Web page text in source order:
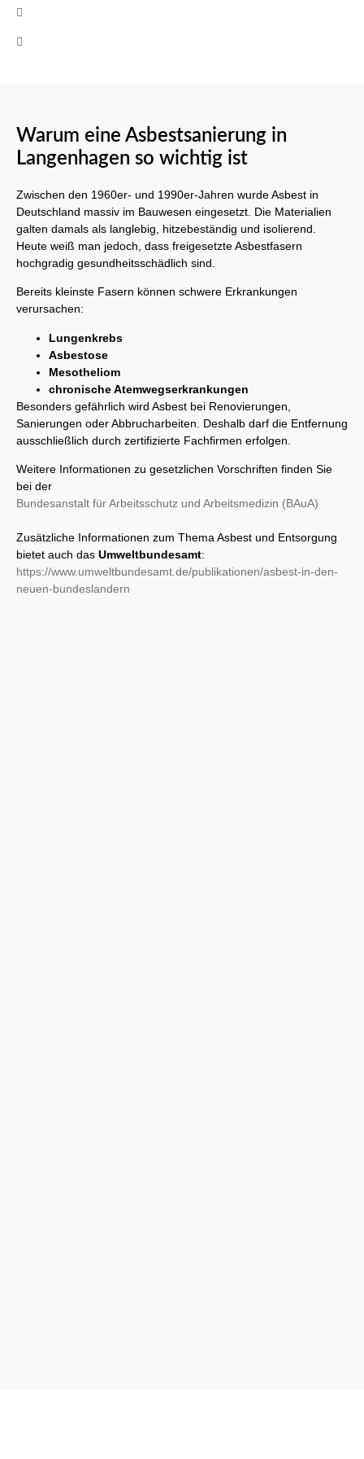
Warum eine Asbestsanierung in
Langenhagen so wichtig ist
Zwischen den 1960er- und 1990er-Jahren wurde Asbest in
Deutschland massiv im Bauwesen eingesetzt. Die Materialien
galten damals als langlebig, hitzebeständig und isolierend.
Heute weiß man jedoch, dass freigesetzte Asbestfasern
hochgradig gesundheitsschädlich sind.
Bereits kleinste Fasern können schwere Erkrankungen
verursachen:
Lungenkrebs
Asbestose
Mesotheliom
chronische Atemwegserkrankungen
Besonders gefährlich wird Asbest bei Renovierungen,
Sanierungen oder Abbrucharbeiten. Deshalb darf die Entfernung
ausschließlich durch zertifizierte Fachfirmen erfolgen.
Weitere Informationen zu gesetzlichen Vorschriften finden Sie
bei der
Bundesanstalt für Arbeitsschutz und Arbeitsmedizin (BAuA)
Zusätzliche Informationen zum Thema Asbest und Entsorgung
bietet auch das Umweltbundesamt:
https://www.umweltbundesamt.de/publikationen/asbest-in-den-
neuen-bundeslandern